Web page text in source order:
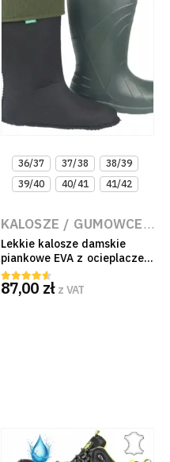
,BUTY
36/37 37/38
38/39
39/40
40/41 41/42
KALOSZE / GUMOWCE ROBOCZE
Lekkie kalosze damskie
piankowe EVA z ocieplaczem
Luna Demar (Zielone)
4.50 out of 5
87,00 zł z VAT